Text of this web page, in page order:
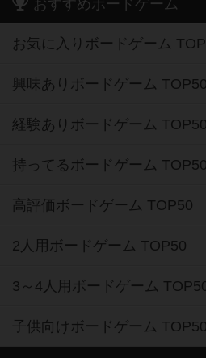
おすすめボードゲーム
お気に入りボードゲーム
興味ありボードゲーム TOP50
経験ありボードゲーム TOP50
持ってるボードゲーム TOP50
高評価ボードゲーム TOP50
2人用ボードゲーム TOP50
3～4人用ボードゲーム
子供向けボードゲーム TOP50